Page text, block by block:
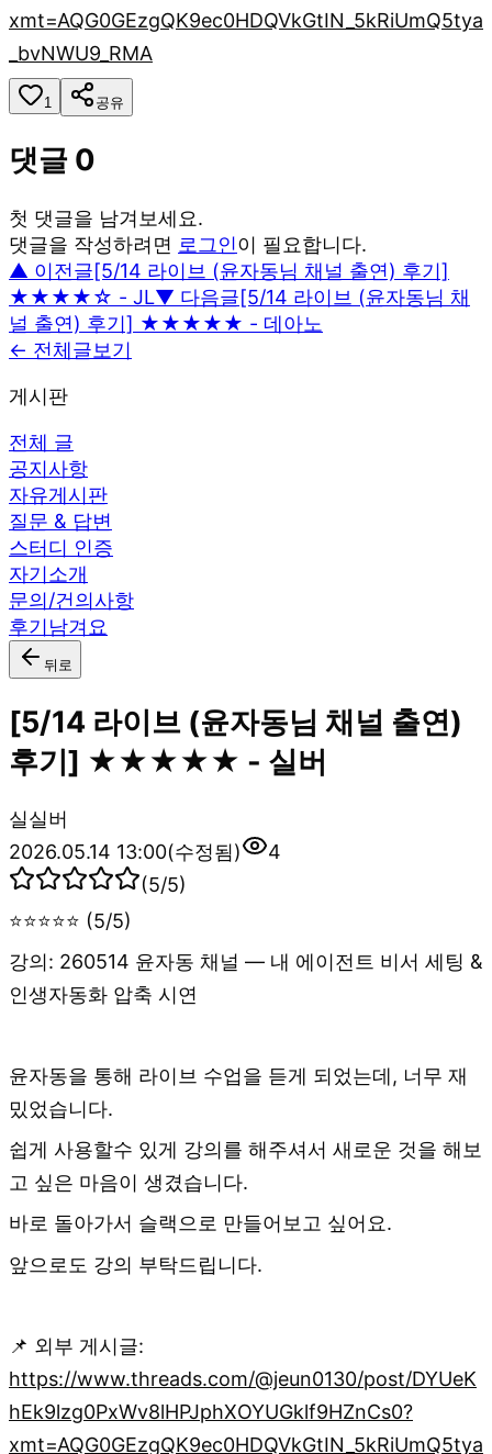
xmt=AQG0GEzgQK9ec0HDQVkGtIN_5kRiUmQ5tya
_bvNWU9_RMA
1 공유
댓글 0
첫 댓글을 남겨보세요.
댓글을 작성하려면 로그인이 필요합니다.
▲ 이전글[5/14 라이브 (윤자동님 채널 출연) 후기]
★★★★☆ - JL▼ 다음글[5/14 라이브 (윤자동님 채
널 출연) 후기] ★★★★★ - 데아노
← 전체글보기
게시판
전체 글
공지사항
자유게시판
질문 & 답변
스터디 인증
자기소개
문의/건의사항
후기남겨요
뒤로
[5/14 라이브 (윤자동님 채널 출연)
후기] ★★★★★ - 실버
실실버
2026.05.14 13:00(수정됨)
4
(5/5)
⭐⭐⭐⭐⭐ (5/5)
강의: 260514 윤자동 채널 — 내 에이전트 비서 세팅 &
인생자동화 압축 시연
윤자동을 통해 라이브 수업을 듣게 되었는데, 너무 재
밌었습니다.
쉽게 사용할수 있게 강의를 해주셔서 새로운 것을 해보
고 싶은 마음이 생겼습니다.
바로 돌아가서 슬랙으로 만들어보고 싶어요.
앞으로도 강의 부탁드립니다.
📌 외부 게시글:
https://www.threads.com/@jeun0130/post/DYUeK
hEk9lzg0PxWv8lHPJphXOYUGklf9HZnCs0?
xmt=AQG0GEzgQK9ec0HDQVkGtIN_5kRiUmQ5tya